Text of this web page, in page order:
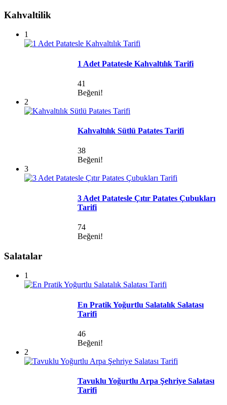
Kahvaltilik
1
1 Adet Patatesle Kahvaltılık Tarifi
41
Beğeni!
2
Kahvaltılık Sütlü Patates Tarifi
38
Beğeni!
3
3 Adet Patatesle Çıtır Patates Çubukları
Tarifi
74
Beğeni!
Salatalar
1
En Pratik Yoğurtlu Salatalık Salatası
Tarifi
46
Beğeni!
2
Tavuklu Yoğurtlu Arpa Şehriye Salatası
Tarifi